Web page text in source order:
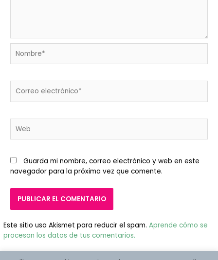
electrónico*
Guarda mi nombre, correo electrónico y web en este
navegador para la próxima vez que comente.
Este sitio usa Akismet para reducir el spam.Aprende cómo se
procesan los datos de tus comentarios.